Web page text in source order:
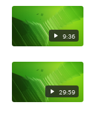
9:36
29:59